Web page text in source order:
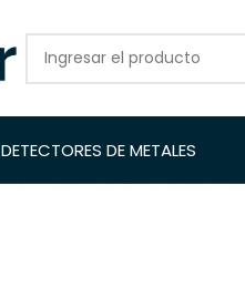
DETECTORES DE METALES